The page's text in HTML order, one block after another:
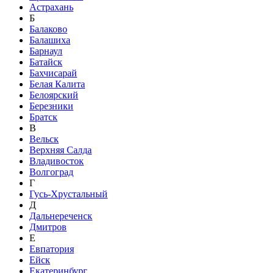
Астрахань
Б
Балаково
Балашиха
Барнаул
Батайск
Бахчисарай
Белая Калита
Белоярский
Березники
Братск
В
Вельск
Верхняя Салда
Владивосток
Волгоград
Г
Гусь-Хрустальный
Д
Дальнереченск
Дмитров
Е
Евпатория
Ейск